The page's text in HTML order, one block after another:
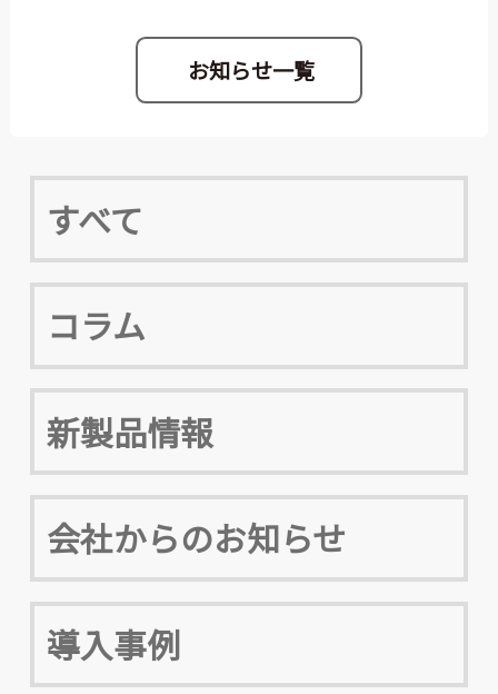
すべて
コラム
新製品情報
会社からのお知らせ
導入事例
お知らせ一覧